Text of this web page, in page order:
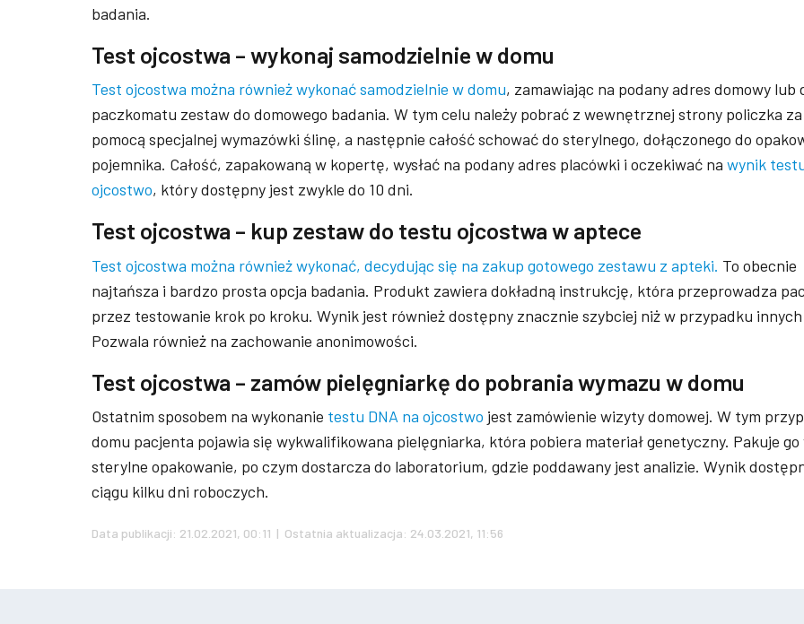
badania.
Test ojcostwa – wykonaj samodzielnie w domu
Test ojcostwa można również wykonać samodzielnie w domu, zamawiając na podany adres domowy lub
paczkomatu zestaw do domowego badania. W tym celu należy pobrać z wewnętrznej strony policzka za
pomocą specjalnej wymazówki ślinę, a następnie całość schować do sterylnego, dołączonego do
pojemnika. Całość, zapakowaną w kopertę, wysłać na podany adres placówki i oczekiwać na wynik
ojcostwo, który dostępny jest zwykle do 10 dni.
Test ojcostwa – kup zestaw do testu ojcostwa w aptece
Test ojcostwa można również wykonać, decydując się na zakup gotowego zestawu z apteki. To obecnie
najtańsza i bardzo prosta opcja badania. Produkt zawiera dokładną instrukcję, która przeprowadza
przez testowanie krok po kroku. Wynik jest również dostępny znacznie szybciej niż w przypadku
Pozwala również na zachowanie anonimowości.
Test ojcostwa – zamów pielęgniarkę do pobrania wymazu w domu
Ostatnim sposobem na wykonanie testu DNA na ojcostwo jest zamówienie wizyty domowej. W tym
domu pacjenta pojawia się wykwalifikowana pielęgniarka, która pobiera materiał genetyczny. Pakuje go
sterylne opakowanie, po czym dostarcza do laboratorium, gdzie poddawany jest analizie. Wynik
ciągu kilku dni roboczych.
Data publikacji: 21.02.2021, 00:11 | Ostatnia aktualizacja: 24.03.2021, 11:56